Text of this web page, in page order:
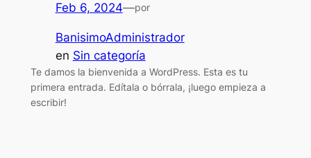
Feb 6, 2024—por
BanisimoAdministrador
en Sin categoría
Te damos la bienvenida a WordPress. Esta es tu
primera entrada. Edítala o bórrala, ¡luego empieza a
escribir!